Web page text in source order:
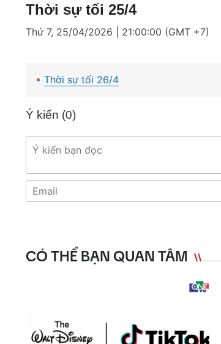
Thời sự tối 25/4
Thứ 7, 25/04/2026 | 21:00:00 (GMT +7)
Thời sự tối 26/4
Ý kiến (0)
CÓ THỂ BẠN QUAN TÂM